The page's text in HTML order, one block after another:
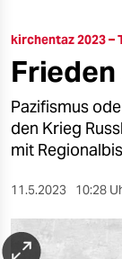
öko
gesellschaft
kultur
nord
kirchentaz 2023 –
Pazifismus
den Krieg
mit
11.5.2023 10:28